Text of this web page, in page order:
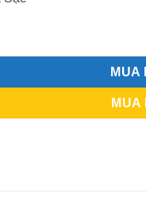
MUA
MUA